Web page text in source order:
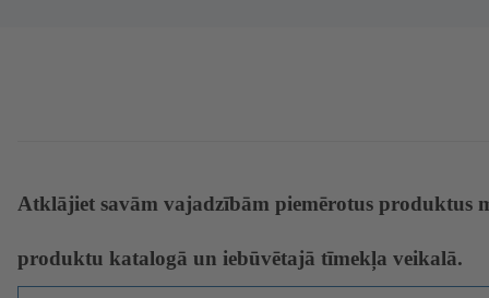
Atklājiet savām vajadzībām piemērotus produktus
produktu katalogā un iebūvētajā tīmekļa veikalā.